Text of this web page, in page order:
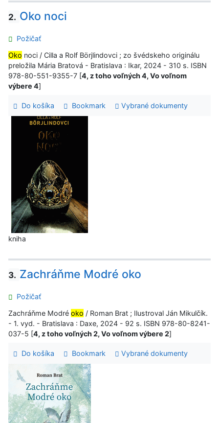
2. Oko noci
Požičať
Oko noci / Cilla a Rolf Börjlindovci ; zo švédskeho originálu
preložila Mária Bratová - Bratislava : Ikar, 2024 - 310 s. ISBN
978-80-551-9355-7 [4, z toho voľných 4, Vo voľnom
výbere 4]
Do košíka Bookmark Vybrané dokumenty
kniha
3. Zachráňme Modré oko
Požičať
Zachráňme Modré oko / Roman Brat ; Ilustroval Ján Mikulčík.
- 1. vyd. - Bratislava : Daxe, 2024 - 92 s. ISBN 978-80-8241-
037-5 [4, z toho voľných 2, Vo voľnom výbere 2]
Do košíka Bookmark Vybrané dokumenty